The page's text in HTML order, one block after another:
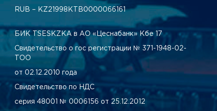
RUB – KZ21998КТВ0000066161
БИК TSESKZKA в АО «Цеснабанк» Кбе 17
Свидетельство о гос регистрации № 371-1948-02-
ТОО
от 02.12.2010 года
Свидетельство по НДС
серия 48001 № 0006156 от 25.12.2012